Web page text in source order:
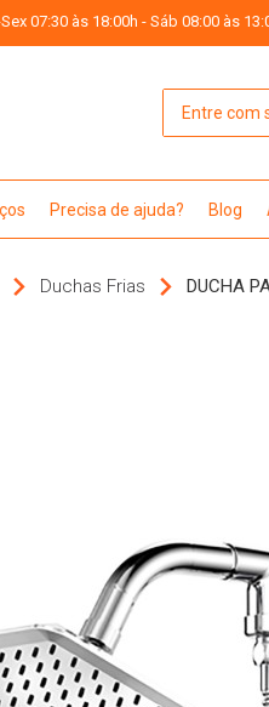
07:30 às 18:00h - Sáb 08:00 às
Precisa de ajuda? Blog
Duchas Frias DUCHA